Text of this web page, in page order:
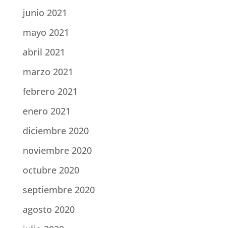
junio 2021
mayo 2021
abril 2021
marzo 2021
febrero 2021
enero 2021
diciembre 2020
noviembre 2020
octubre 2020
septiembre 2020
agosto 2020